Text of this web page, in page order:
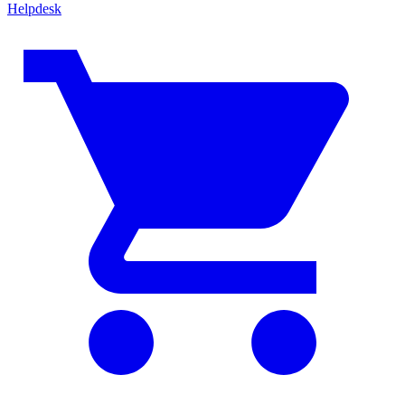
Helpdesk